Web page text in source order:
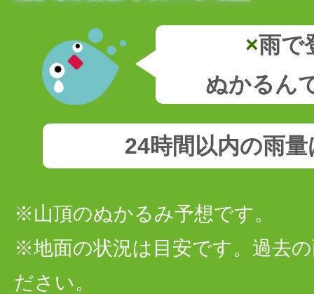
×雨で
ぬかるん
24時間以内の雨
※山頂のぬかるみ予想です。
※地面の状況は目安です。過去
ださい。